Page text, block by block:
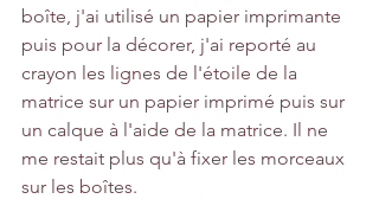
boîte, j'ai utilisé un papier imprimante
puis pour la décorer, j'ai reporté au
crayon les lignes de l'étoile de la
matrice sur un papier imprimé puis sur
un calque à l'aide de la matrice. Il ne
me restait plus qu'à fixer les morceaux
sur les boîtes.